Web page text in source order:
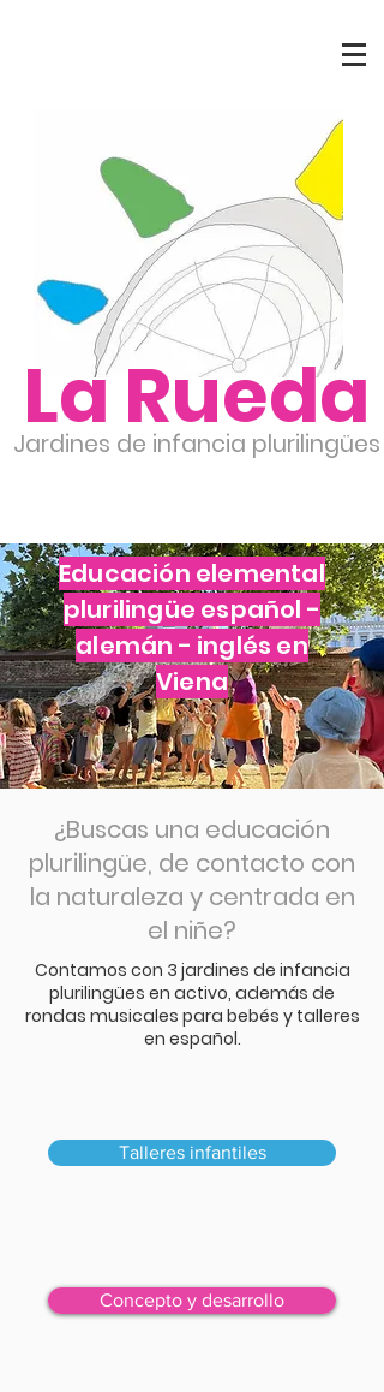
La Rueda
Jardines de infancia plurilingües
Educación elemental
plurilingüe español -
alemán - inglés en
Viena
¿Buscas una educación
plurilingüe, de contacto con
la naturaleza y centrada en
el niñe?
Contamos con 3 jardines de infancia
plurilingües en activo, además de
rondas musicales para bebés y talleres
en español.
Talleres infantiles
Concepto y desarrollo